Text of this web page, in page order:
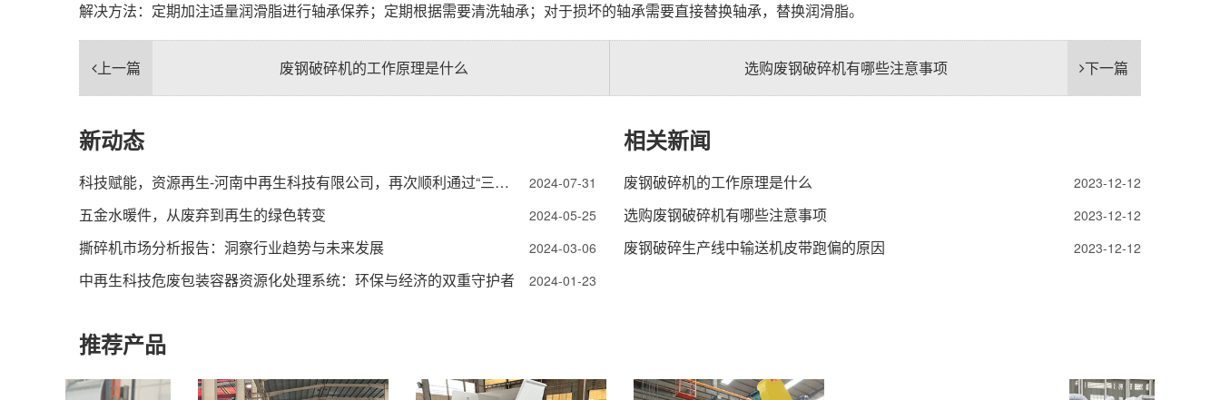
解决方法：定期加注适量润滑脂进行轴承保养；定期根据需要清洗轴承；对于损坏的轴承需要直接替换轴承，替换润滑脂。
上一篇 废钢破碎机的工作原理是什么 下一篇
选购废钢破碎机有哪些注意事项
新动态
2024-07-31
科技赋能，资源再生-河南中再生科技有限公司，再次顺利通过“三标管理体系”认证
2024-05-25
五金水暖件，从废弃到再生的绿色转变
2024-03-06
撕碎机市场分析报告：洞察行业趋势与未来发展
2024-01-23
中再生科技危废包装容器资源化处理系统：环保与经济的双重守护者
相关新闻
2023-12-12
废钢破碎机的工作原理是什么
2023-12-12
选购废钢破碎机有哪些注意事项
2023-12-12
废钢破碎生产线中输送机皮带跑偏的原因
推荐产品